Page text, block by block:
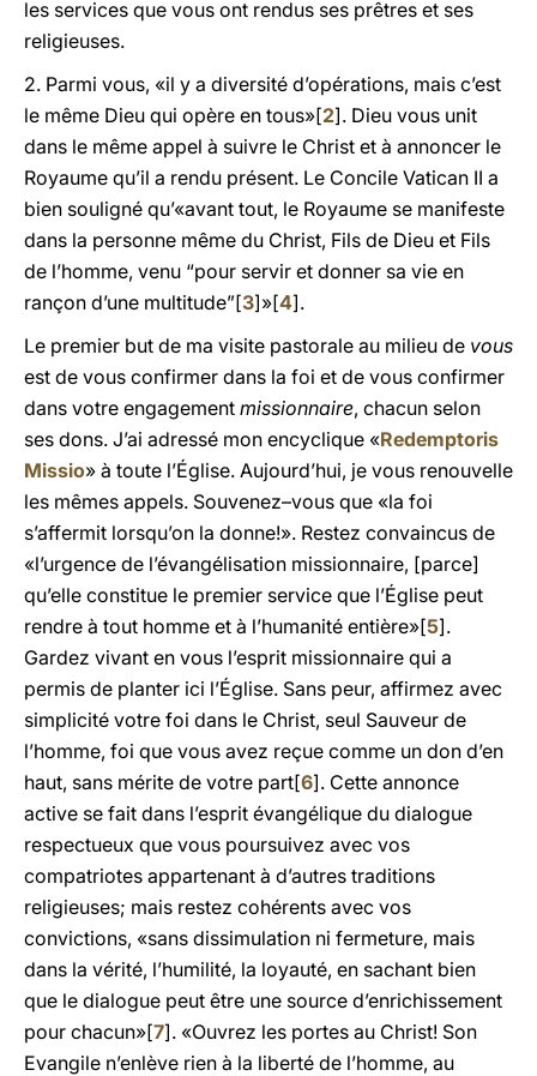
les services que vous ont rendus ses prêtres et ses
religieuses.
2. Parmi vous, «il y a diversité d’opérations, mais c’est
le même Dieu qui opère en tous»[2]. Dieu vous unit
dans le même appel à suivre le Christ et à annoncer le
Royaume qu’il a rendu présent. Le Concile Vatican II a
bien souligné qu’«avant tout, le Royaume se manifeste
dans la personne même du Christ, Fils de Dieu et Fils
de l’homme, venu “pour servir et donner sa vie en
rançon d’une multitude”[3]»[4].
Le premier but de ma visite pastorale au milieu de vous
est de vous confirmer dans la foi et de vous confirmer
dans votre engagement missionnaire, chacun selon
ses dons. J’ai adressé mon encyclique «Redemptoris
Missio» à toute l’Église. Aujourd’hui, je vous renouvelle
les mêmes appels. Souvenez–vous que «la foi
s’affermit lorsqu’on la donne!». Restez convaincus de
«l’urgence de l’évangélisation missionnaire, [parce]
qu’elle constitue le premier service que l’Église peut
rendre à tout homme et à l’humanité entière»[5].
Gardez vivant en vous l’esprit missionnaire qui a
permis de planter ici l’Église. Sans peur, affirmez avec
simplicité votre foi dans le Christ, seul Sauveur de
l’homme, foi que vous avez reçue comme un don d’en
haut, sans mérite de votre part[6]. Cette annonce
active se fait dans l’esprit évangélique du dialogue
respectueux que vous poursuivez avec vos
compatriotes appartenant à d’autres traditions
religieuses; mais restez cohérents avec vos
convictions, «sans dissimulation ni fermeture, mais
dans la vérité, l’humilité, la loyauté, en sachant bien
que le dialogue peut être une source d’enrichissement
pour chacun»[7]. «Ouvrez les portes au Christ! Son
Evangile n’enlève rien à la liberté de l’homme, au